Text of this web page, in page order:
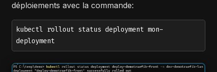
déploiements avec la commande:
kubectl rollout status deployment mon-
deployment